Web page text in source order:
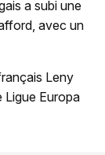
a subi une
avec un
Leny
Ligue Europa